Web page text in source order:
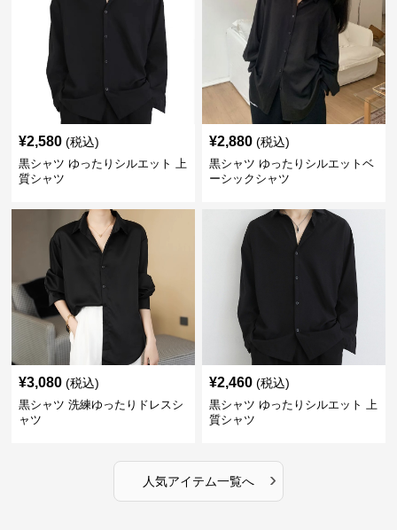
¥2,580 (税込)
黒シャツ ゆったりシルエット 上
質シャツ
¥2,880 (税込)
黒シャツ ゆったりシルエットベ
ーシックシャツ
¥3,080 (税込)
黒シャツ 洗練ゆったりドレスシ
ャツ
¥2,460 (税込)
黒シャツ ゆったりシルエット 上
質シャツ
人気アイテム一覧へ ›